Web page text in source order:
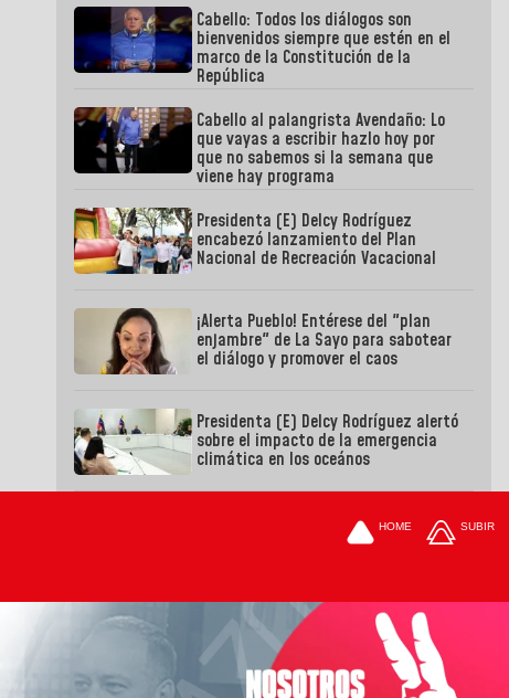
Cabello: Todos los diálogos son
bienvenidos siempre que estén en el
marco de la Constitución de la
República
Cabello al palangrista Avendaño: Lo
que vayas a escribir hazlo hoy por
que no sabemos si la semana que
viene hay programa
Presidenta (E) Delcy Rodríguez
encabezó lanzamiento del Plan
Nacional de Recreación Vacacional
¡Alerta Pueblo! Entérese del "plan
enjambre" de La Sayo para sabotear
el diálogo y promover el caos
Presidenta (E) Delcy Rodríguez alertó
sobre el impacto de la emergencia
climática en los oceános
HOME SUBIR